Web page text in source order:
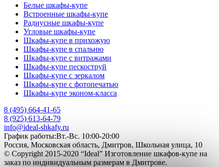
Белые шкафы-купе
Встроенные шкафы-купе
Радиусные шкафы-купе
Угловые шкафы-купе
Шкафы-купе в прихожую
Шкафы-купе в спальню
Шкафы-купе с витражами
Шкафы-купе пескоструй
Шкафы-купе с зеркалом
Шкафы-купе с фотопечатью
Шкафы-купе эконом-класса
8 (495) 664-41-65
8 (925) 613-64-79
info@ideal-shkafy.ru
График работы:Вт.-Вс. 10:00-20:00
Россия, Московская область, Дмитров, Школьная улица, 10
© Copyright 2015-2020 “Ideal” Изготовление шкафов-купе на
заказ по индивидуальным размерам в Дмитрове.